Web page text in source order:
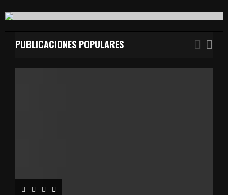
c
f
E
PUBLICACIONES POPULARES